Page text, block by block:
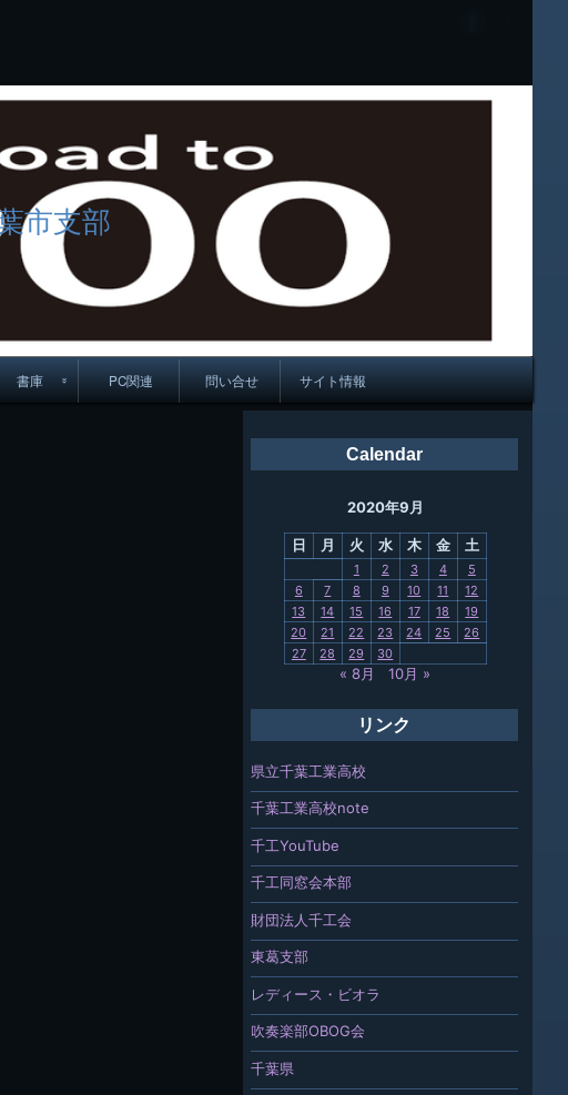
市支部
書庫 PC関連 問い合せ サイト情報
Calendar
2020年9月
日 月 火 水 木 金 土
1 2 3 4
5
6
7 8 9 10 11
12
13
14 15 16 17 18
19
20
21 22 23 24 25
26
27
28 29 30
« 8月 10月 »
リンク
県立千葉工業高校
千葉工業高校note
千工YouTube
千工同窓会本部
財団法人千工会
東葛支部
レディース・ビオラ
吹奏楽部OBOG会
千葉県